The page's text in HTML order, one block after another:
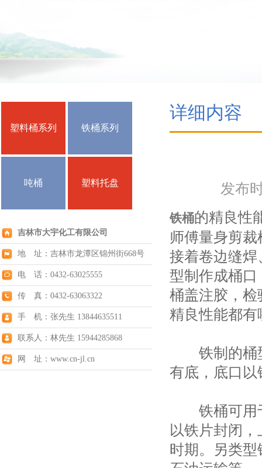
塑料桶系列 铁桶系列
吨桶 塑料托盘
吉林市大宇化工有限公司
地 址：吉林市龙潭区锦州街668号
电 话：0432-63025555
传 真：0432-63063322
手 机：张先生 13844635511
联系人：林先生 15944285868
网 址：www.cn-jl.cn
详细内容
发布
铁桶的精良性
师傅量身剪
接着卷边缝
型制作成桶
桶盖注胶，
精良性能都有
铁制的桶型
有底，底口
铁桶可用于
以铁片封闭
时期。另类